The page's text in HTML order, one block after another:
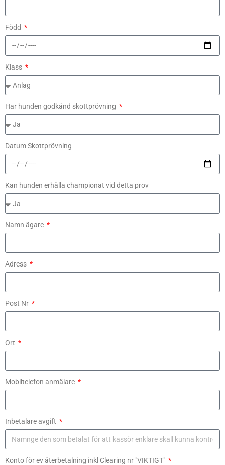
Född
Klass
Har hunden godkänd skottprövning
Datum Skottprövning
Kan hunden erhålla championat vid detta prov
Namn ägare
Adress
Post Nr
Ort
Mobiltelefon anmälare
Inbetalare avgift
Konto för ev återbetalning inkl Clearing nr "VIKTIGT"